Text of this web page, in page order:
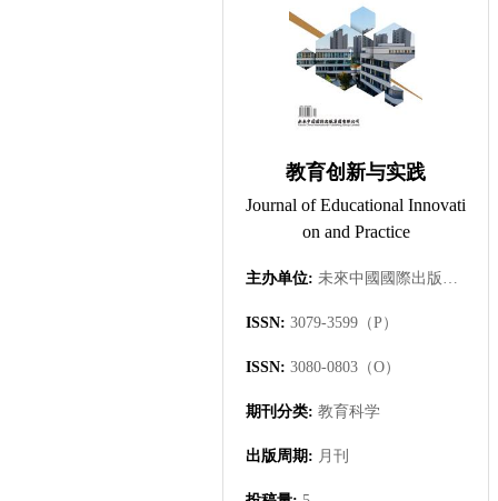
教育创新与实践
Journal of Educational Innovati
on and Practice
主办单位: 未來中國國際出版集團有限公司
ISSN: 3079-3599（P）
ISSN: 3080-0803（O）
期刊分类: 教育科学
出版周期: 月刊